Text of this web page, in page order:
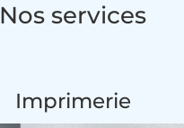
Nos services
Imprimerie